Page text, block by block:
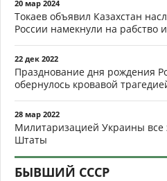
20 мар 2024
Токаев объявил Казахстан
России намекнули на рабство
22 дек 2022
Празднование дня рождения
обернулось кровавой
28 мар 2022
Милитаризацией Украины все
Штаты
БЫВШИЙ СССР